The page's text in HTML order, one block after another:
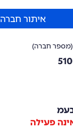
איתור חברה
חברה)
פעילה